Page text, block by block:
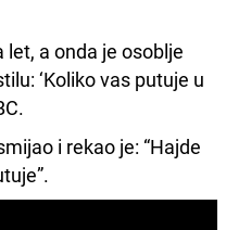
let, a onda je osoblje
‘Koliko vas putuje u
i rekao je: “Hajde